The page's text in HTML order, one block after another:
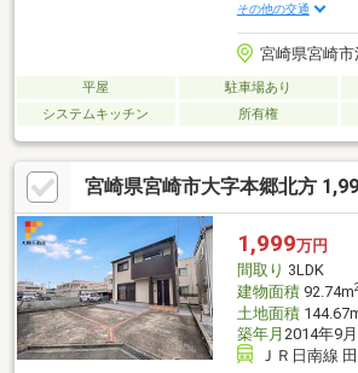
その他の交通
宮崎県宮崎
平屋 駐車場あり
システムキッチン
所有権
宮崎県宮崎市大字本郷北方
1,999万円
間取り 3LDK
建物面積92.74m2
土地面積
築年月 2014年9
ＪＲ日南線